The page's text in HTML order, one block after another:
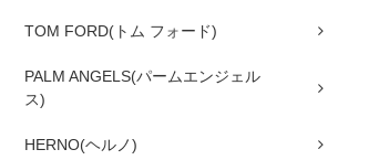
TOM FORD(トム フォード)
PALM ANGELS(パームエンジェル
ス)
HERNO(ヘルノ)